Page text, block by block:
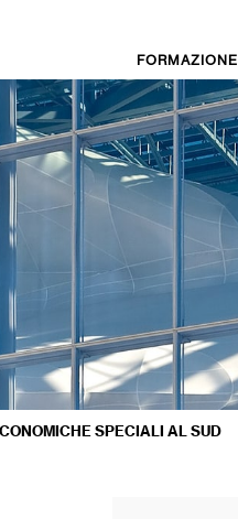
FORMAZIONE
SPECIALI AL SUD